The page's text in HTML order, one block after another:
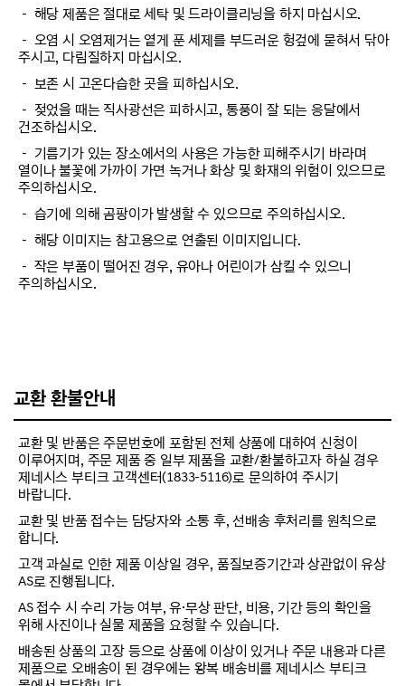
－ 해당 제품은 절대로 세탁 및 드라이클리닝을 하지 마십시오.
－ 오염 시 오염제거는 옅게 푼 세제를 부드러운 헝겊에 묻혀서 닦아
주시고, 다림질하지 마십시오.
－ 보존 시 고온다습한 곳을 피하십시오.
－ 젖었을 때는 직사광선은 피하시고, 통풍이 잘 되는 응달에서
건조하십시오.
－ 기름기가 있는 장소에서의 사용은 가능한 피해주시기 바라며
열이나 불꽃에 가까이 가면 녹거나 화상 및 화재의 위험이 있으므로
주의하십시오.
－ 습기에 의해 곰팡이가 발생할 수 있으므로 주의하십시오.
－ 해당 이미지는 참고용으로 연출된 이미지입니다.
－ 작은 부품이 떨어진 경우, 유아나 어린이가 삼킬 수 있으니
주의하십시오.
교환 환불안내
교환 및 반품은 주문번호에 포함된 전체 상품에 대하여 신청이
이루어지며, 주문 제품 중 일부 제품을 교환/환불하고자 하실 경우
제네시스 부티크 고객센터(1833-5116)로 문의하여 주시기
바랍니다.
교환 및 반품 접수는 담당자와 소통 후, 선배송 후처리를 원칙으로
합니다.
고객 과실로 인한 제품 이상일 경우, 품질보증기간과 상관없이 유상
AS로 진행됩니다.
AS 접수 시 수리 가능 여부, 유·무상 판단, 비용, 기간 등의 확인을
위해 사진이나 실물 제품을 요청할 수 있습니다.
배송된 상품의 고장 등으로 상품에 이상이 있거나 주문 내용과 다른
제품으로 오배송이 된 경우에는 왕복 배송비를 제네시스 부티크